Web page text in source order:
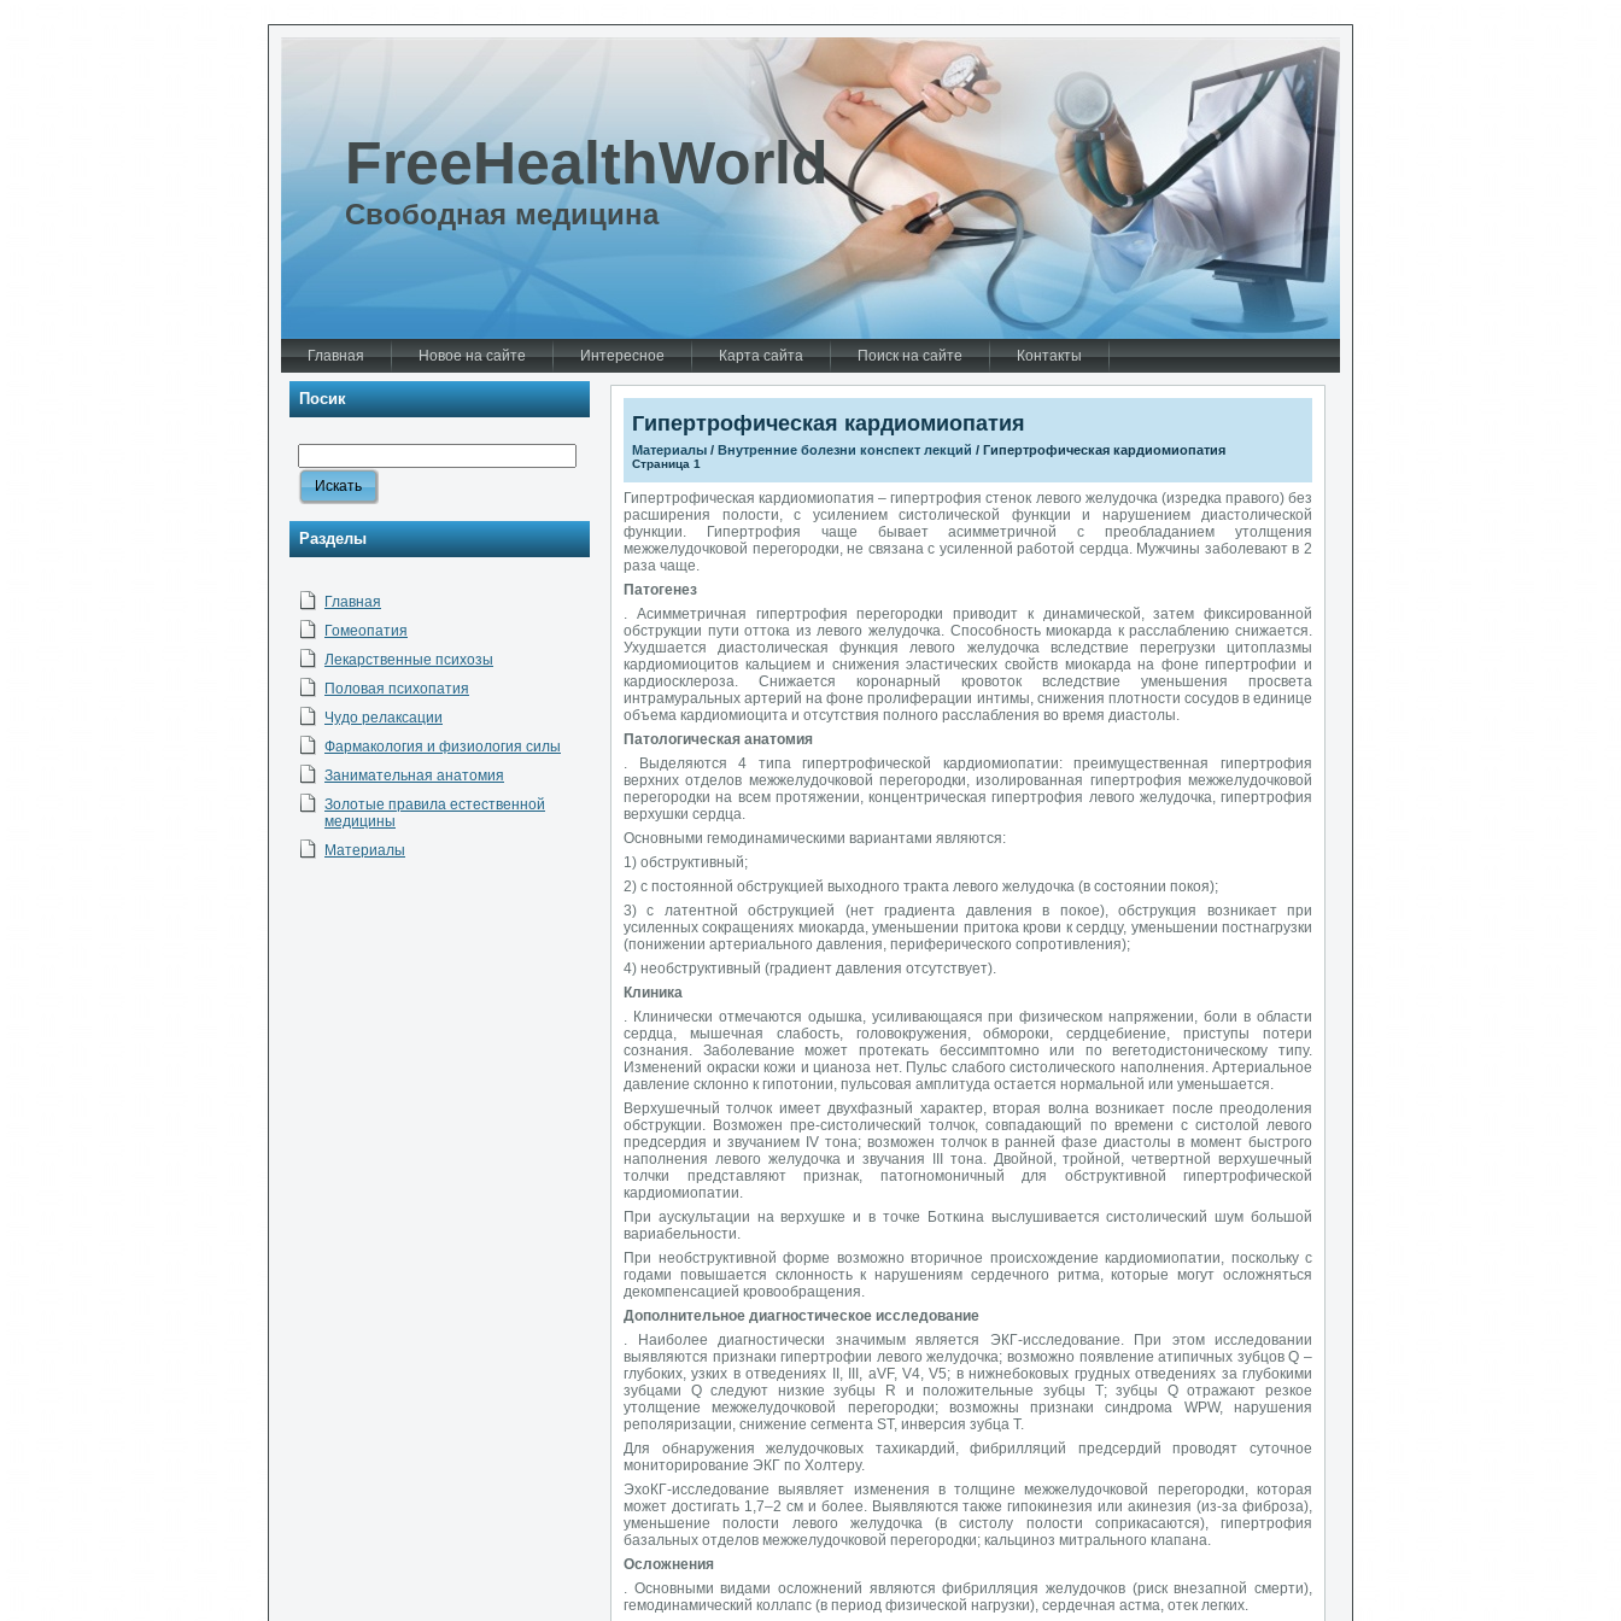
FreeHealthWorld
Свободная медицина
Главная Новое на сайте Интересное Карта сайта Поиск на сайте Контакты
Посик
Разделы
Главная
Гомеопатия
Лекарственные психозы
Половая психопатия
Чудо релаксации
Фармакология и физиология силы
Занимательная анатомия
Золотые правила естественной
медицины
Материалы
Гипертрофическая кардиомиопатия
Материалы / Внутренние болезни конспект лекций / Гипертрофическая кардиомиопатия
Страница 1
Гипертрофическая кардиомиопатия – гипертрофия стенок левого желудочка (изредка правого) без
расширения полости, с усилением систолической функции и нарушением диастолической
функции. Гипертрофия чаще бывает асимметричной с преобладанием утолщения
межжелудочковой перегородки, не связана с усиленной работой сердца. Мужчины заболевают в 2
раза чаще.
Патогенез
. Асимметричная гипертрофия перегородки приводит к динамической, затем фиксированной
обструкции пути оттока из левого желудочка. Способность миокарда к расслаблению снижается.
Ухудшается диастолическая функция левого желудочка вследствие перегрузки цитоплазмы
кардиомиоцитов кальцием и снижения эластических свойств миокарда на фоне гипертрофии и
кардиосклероза. Снижается коронарный кровоток вследствие уменьшения просвета
интрамуральных артерий на фоне пролиферации интимы, снижения плотности сосудов в единице
объема кардиомиоцита и отсутствия полного расслабления во время диастолы.
Патологическая анатомия
. Выделяются 4 типа гипертрофической кардиомиопатии: преимущественная гипертрофия
верхних отделов межжелудочковой перегородки, изолированная гипертрофия межжелудочковой
перегородки на всем протяжении, концентрическая гипертрофия левого желудочка, гипертрофия
верхушки сердца.
Основными гемодинамическими вариантами являются:
1) обструктивный;
2) с постоянной обструкцией выходного тракта левого желудочка (в состоянии покоя);
3) с латентной обструкцией (нет градиента давления в покое), обструкция возникает при
усиленных сокращениях миокарда, уменьшении притока крови к сердцу, уменьшении постнагрузки
(понижении артериального давления, периферического сопротивления);
4) необструктивный (градиент давления отсутствует).
Клиника
. Клинически отмечаются одышка, усиливающаяся при физическом напряжении, боли в области
сердца, мышечная слабость, головокружения, обмороки, сердцебиение, приступы потери
сознания. Заболевание может протекать бессимптомно или по вегетодистоническому типу.
Изменений окраски кожи и цианоза нет. Пульс слабого систолического наполнения. Артериальное
давление склонно к гипотонии, пульсовая амплитуда остается нормальной или уменьшается.
Верхушечный толчок имеет двухфазный характер, вторая волна возникает после преодоления
обструкции. Возможен пре-систолический толчок, совпадающий по времени с систолой левого
предсердия и звучанием IV тона; возможен толчок в ранней фазе диастолы в момент быстрого
наполнения левого желудочка и звучания III тона. Двойной, тройной, четвертной верхушечный
толчки представляют признак, патогномоничный для обструктивной гипертрофической
кардиомиопатии.
При аускультации на верхушке и в точке Боткина выслушивается систолический шум большой
вариабельности.
При необструктивной форме возможно вторичное происхождение кардиомиопатии, поскольку с
годами повышается склонность к нарушениям сердечного ритма, которые могут осложняться
декомпенсацией кровообращения.
Дополнительное диагностическое исследование
. Наиболее диагностически значимым является ЭКГ-исследование. При этом исследовании
выявляются признаки гипертрофии левого желудочка; возможно появление атипичных зубцов Q –
глубоких, узких в отведениях II, III, аVF, V4, V5; в нижнебоковых грудных отведениях за глубокими
зубцами Q следуют низкие зубцы R и положительные зубцы Т; зубцы Q отражают резкое
утолщение межжелудочковой перегородки; возможны признаки синдрома WPW, нарушения
реполяризации, снижение сегмента ST, инверсия зубца Т.
Для обнаружения желудочковых тахикардий, фибрилляций предсердий проводят суточное
мониторирование ЭКГ по Холтеру.
ЭхоКГ-исследование выявляет изменения в толщине межжелудочковой перегородки, которая
может достигать 1,7–2 см и более. Выявляются также гипокинезия или акинезия (из-за фиброза),
уменьшение полости левого желудочка (в систолу полости соприкасаются), гипертрофия
базальных отделов межжелудочковой перегородки; кальциноз митрального клапана.
Осложнения
. Основными видами осложнений являются фибрилляция желудочков (риск внезапной смерти),
гемодинамический коллапс (в период физической нагрузки), сердечная астма, отек легких.